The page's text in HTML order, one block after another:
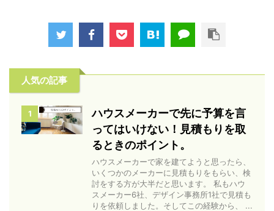
人気の記事
1
ハウスメーカーで先に予算を言
ってはいけない！見積もりを取
るときのポイント。
ハウスメーカーで家を建てようと思ったら、
いくつかのメーカーに見積もりをもらい、検
討をする方が大半だと思います。 私もハウ
スメーカー6社、デザイン事務所1社で見積も
りを依頼しました。そしてこの経験から、 ...